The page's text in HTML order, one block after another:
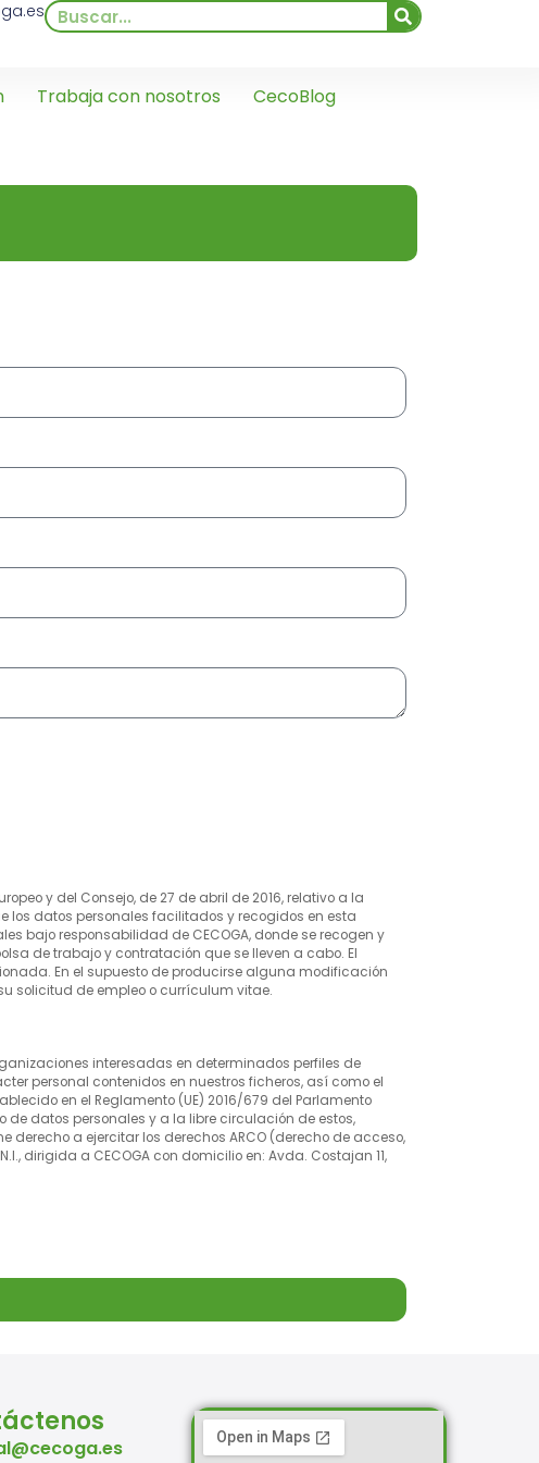
Trabaja con nosotros
CecoBlog
y del Consejo, de 27 de abril de 2016, relativo a la
los datos personales facilitados y recogidos en esta
bajo responsabilidad de CECOGA, donde se recogen y
de trabajo y contratación que se lleven a cabo. El
En el supuesto de producirse alguna modificación
solicitud de empleo o currículum vitae.
interesadas en determinados perfiles de
personal contenidos en nuestros ficheros, así como el
en el Reglamento (UE) 2016/679 del Parlamento
de datos personales y a la libre circulación de estos,
a ejercitar los derechos ARCO (derecho de acceso,
dirigida a CECOGA con domicilio en: Avda. Costajan 11,